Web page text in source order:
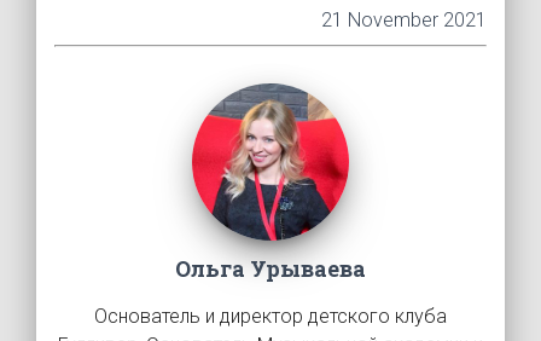
21 November 2021
Ольга Урываева
Основатель и директор детского клуба